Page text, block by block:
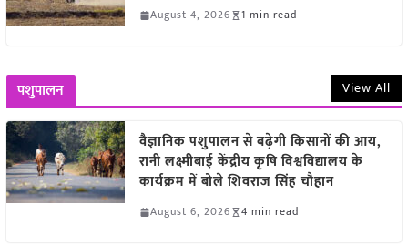
August 4, 2026 1 min read
पशुपालन View All
वैज्ञानिक पशुपालन से बढ़ेगी किसानों की आय,
रानी लक्ष्मीबाई केंद्रीय कृषि विश्वविद्यालय के
कार्यक्रम में बोले शिवराज सिंह चौहान
August 6, 2026 4 min read